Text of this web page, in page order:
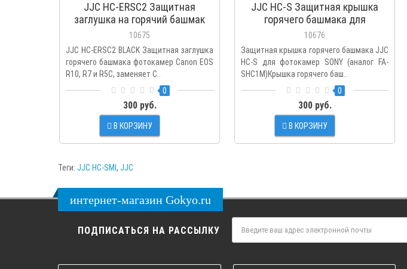
JJC HC-ERSC2 Защитная
заглушка на горячий башмак
для Canon EOS R6 Mark II, R10,
R7, R5 C and R3
10675
JJC HC-ERSC2 BLACK Защитная заглушка
горячего башмака фотокамер Canon EOS
R10, R7 и R5C, заменяет C..
0
300 руб.
В КОРЗИНУ
JJC HC-S Защитная крышка
горячего башмака для
фотокамер SONY
10676
Защитная крышка горячего башмака JJC
HC-S для фотокамер SONY (аналог FA-
SHC1M)Крышка горячего баш..
0
300 руб.
В КОРЗИНУ
Теги: JJC HC-SMI , JJC
интернет-магазин Gokyo.ru
ПОДПИСАТЬСЯ НА РАССЫЛКУ